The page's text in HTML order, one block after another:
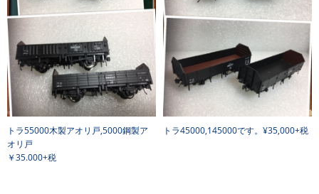
トラ55000木製アオリ戸,5000鋼製ア
オリ戸
￥35.000+税
トラ45000,145000です。¥35,000+税